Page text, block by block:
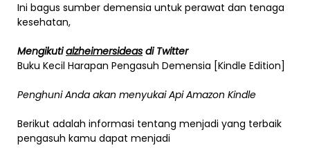
Ini bagus sumber demensia untuk perawat dan tenaga
kesehatan,
Mengikutialzheimersideasdi Twitter
Buku Kecil Harapan Pengasuh Demensia [Kindle Edition]
Penghuni Anda akan menyukaiApi Amazon Kindle
Berikut adalah informasi tentang menjadi yang terbaik
pengasuh kamu dapat menjadi